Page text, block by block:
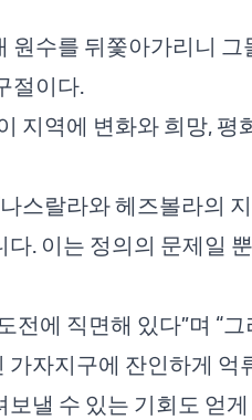
원수를 뒤쫓아가리니
절이다.
지역에 변화와 희망, 평
스랄라와 헤즈볼라의
. 이는 정의의 문제일
전에 직면해 있다”며 “그
자지구에 잔인하게 억
낼 수 있는 기회도 얻